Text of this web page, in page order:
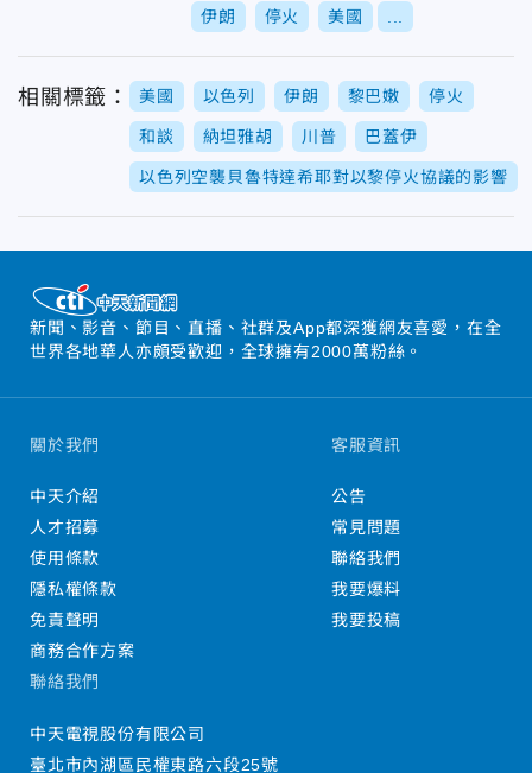
伊朗 停火 美國
相關標籤： 美國 以色列 伊朗 黎巴嫩 停火
和談 納坦雅胡 川普 巴蓋伊
以色列空襲貝魯特達希耶對以黎停火協議的影響
新聞、影音、節目、直播、社群及App都深獲網友喜愛，在全
世界各地華人亦頗受歡迎，全球擁有2000萬粉絲。
關於我們
中天介紹
人才招募
使用條款
隱私權條款
免責聲明
商務合作方案
客服資訊
公告
常見問題
聯絡我們
我要爆料
我要投稿
聯絡我們
中天電視股份有限公司
臺北市內湖區民權東路六段25號